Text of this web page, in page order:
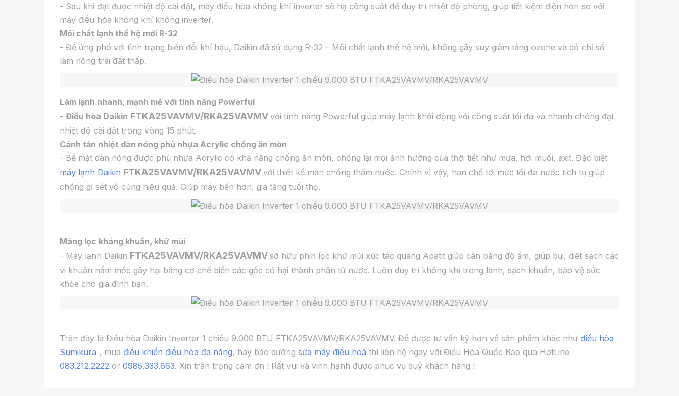
- Sau khi đạt được nhiệt độ cài đặt, máy điều hòa không khí inverter sẽ hạ công suất để duy trì nhiệt độ phòng, giúp tiết kiệm điện hơn so với
máy điều hòa không khí không inverter.
Môi chất lạnh thế hệ mới R-32
- Để ứng phó với tình trạng biến đổi khí hậu, Daikin đã sử dụng R-32 – Môi chất lạnh thế hệ mới, không gây suy giảm tầng ozone và có chỉ số
làm nóng trái đất thấp.
Làm lạnh nhanh, mạnh mẽ với tính năng Powerful
- Điều hòa Daikin FTKA25VAVMV/RKA25VAVMV với tính năng Powerful giúp máy lạnh khởi động với công suất tối đa và nhanh chóng đạt
nhiệt độ cài đặt trong vòng 15 phút.
Cánh tản nhiệt dàn nóng phủ nhựa Acrylic chống ăn mòn
- Bề mặt dàn nóng được phủ nhựa Acrylic có khả năng chống ăn mòn, chống lại mọi ảnh hưởng của thời tiết như mưa, hơi muối, axit. Đặc biệt
máy lạnh Daikin FTKA25VAVMV/RKA25VAVMV với thiết kế màn chống thấm nước. Chính vì vậy, hạn chế tới mức tối đa nước tích tụ giúp
chống gỉ sét vô cùng hiệu quả. Giúp máy bền hơn, gia tăng tuổi thọ.
Màng lọc kháng khuẩn, khử mùi
- Máy lạnh Daikin FTKA25VAVMV/RKA25VAVMV sở hữu phin lọc khử mùi xúc tác quang Apatit giúp cân bằng độ ẩm, giúp bụi, diệt sạch các
vi khuẩn nấm mốc gây hại bằng cơ chế biến các gốc có hại thành phân tử nước. Luôn duy trì không khí trong lành, sạch khuẩn, bảo vệ sức
khỏe cho gia đình bạn.
Trên đây là Điều hòa Daikin Inverter 1 chiều 9.000 BTU FTKA25VAVMV/RKA25VAVMV. Để được tư vấn kỹ hơn về sản phẩm khác như điều hòa
Sumikura , mua điều khiển điều hòa đa năng, hay bảo dưỡng sửa máy điều hoà thì liên hệ ngay với Điều Hòa Quốc Bảo qua HotLine
083.212.2222 or 0985.333.663. Xin trân trọng cảm ơn ! Rất vui và vinh hạnh được phục vụ quý khách hàng !